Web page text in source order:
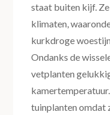
staat buiten kijf.
klimaten,
kurkdroge
Ondanks de
vetplanten
tuinplanten omdat